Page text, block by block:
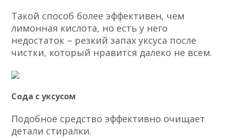
Такой способ более эффективен, чем
лимонная кислота, но есть у него
недостаток – резкий запах уксуса после
чистки, который нравится далеко не всем.
Сода с уксусом
Подобное средство эффективно очищает
детали стиралки.